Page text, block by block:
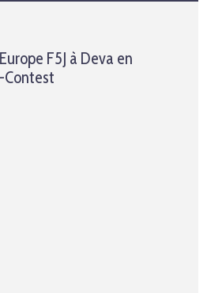
F5J à Deva en
Contest